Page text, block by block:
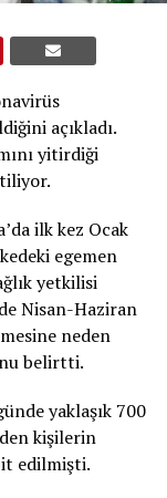
açıkladı.
yitirdiği
ilk kez Ocak
egemen
yetkilisi
Nisan-Haziran
neden
belirtti.
yaklaşık 700
kişilerin
edilmişti.